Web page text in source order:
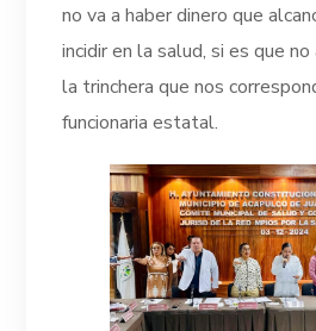
no va a haber dinero que
incidir en la salud, si es que
la trinchera que nos
funcionaria estatal.